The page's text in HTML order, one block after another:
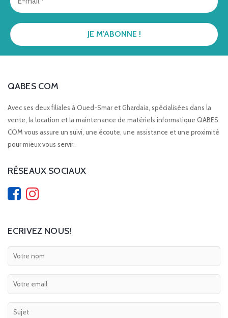
QABES COM
Avec ses deux filiales à Oued-Smar et Ghardaia, spécialisées dans la
vente, la location et la maintenance de matériels informatique QABES
COM vous assure un suivi, une écoute, une assistance et une proximité
pour mieux vous servir.
RÉSEAUX SOCIAUX
ECRIVEZ NOUS!